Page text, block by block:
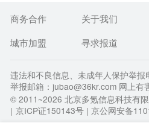
商务合作 关于我们
城市加盟
寻求报道
违法和不良信息、未成年人保护举
举报邮箱：jubao@36kr.com 网上有
© 2011~2026 北京多氪信息科技有
| 京ICP证150143号 | 京公网安备